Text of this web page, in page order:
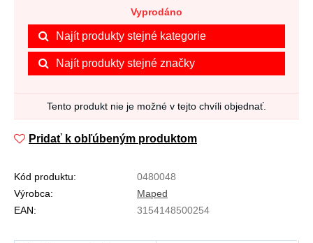
Vyprodáno
Najít produkty stejné kategorie
Najít produkty stejné značky
Tento produkt nie je možné v tejto chvíli objednať.
Pridať k obľúbeným produktom
Kód produktu:
0480048
Výrobca:
Maped
EAN:
3154148500254